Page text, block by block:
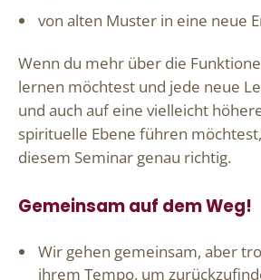
von alten Muster in eine neue
Wenn du mehr über die
lernen möchtest und jede neue
und auch auf eine vielleicht
spirituelle Ebene führen
diesem Seminar genau richtig.
Gemeinsam auf dem Weg!
Wir gehen gemeinsam, aber
ihrem Tempo, um